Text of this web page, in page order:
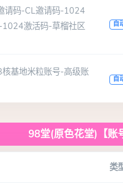
请码-CL邀请码-1024
激活码-草榴社区
自
基地米粒账号-高级账
自
98堂(原色花堂)【账
类